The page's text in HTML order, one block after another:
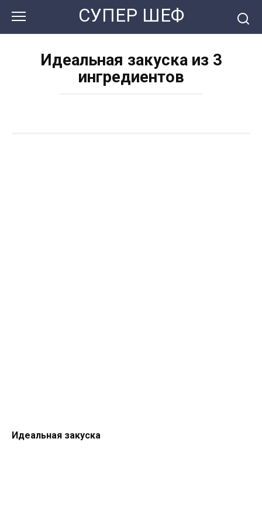
контенту
СУПЕР ШЕФ
Идеальная закуска из 3
ингредиентов
Идеальная закуска